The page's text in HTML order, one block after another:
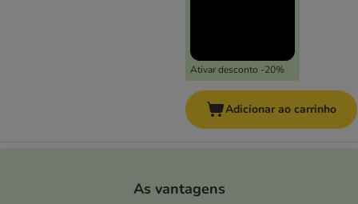
Ativar desconto -20%
Adicionar ao carrinho
As vantagens